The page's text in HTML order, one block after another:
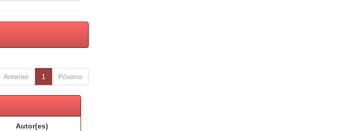
Anterior 1 Póximo
Autor(es)